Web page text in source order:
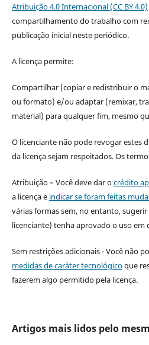
Atribuição 4.0 Internacional (CC BY 4.0)
compartilhamento do trabalho com
publicação inicial neste periódico.
A licença permite:
Compartilhar (copiar e redistribuir o
ou formato) e/ou adaptar (remixar,
material) para qualquer fim, mesmo
O licenciante não pode revogar estes
da licença sejam respeitados. Os
Atribuição – Você deve dar ocrédito
a licença e indicar se foram feitas
várias formas sem, no entanto,
licenciante) tenha aprovado o uso em
Sem restrições adicionais - Você não
medidas de caráter tecnológicoque
fazerem algo permitido pela licença.
Artigos mais lidos pelo